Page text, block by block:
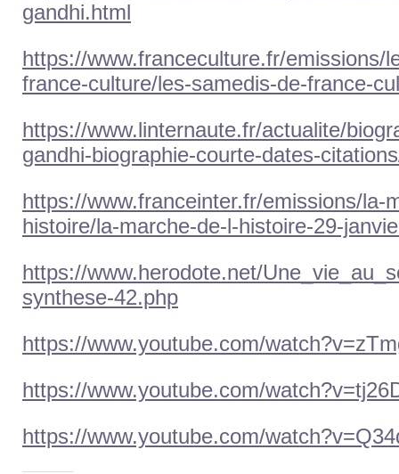
gandhi.html
https://www.franceculture.fr/emissions/
france-culture/les-samedis-de-france-
https://www.linternaute.fr/actualite/
gandhi-biographie-courte-dates-
https://www.franceinter.fr/emissions/la-
histoire/la-marche-de-l-histoire-29-
https://www.herodote.net/
synthese-42.php
https://www.youtube.com/
https://www.youtube.com/
https://www.youtube.com/